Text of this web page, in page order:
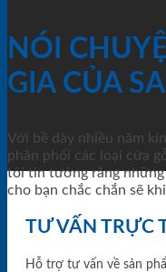
NÓI
GIA CỦA
Với bề dày nhiều năm
phân phối các loại cửa
tôi tin tưởng rằng những
cho bạn chắc chắn sẽ
TƯ VẤN TRỰC
Hỗ trợ tư vấn về sản